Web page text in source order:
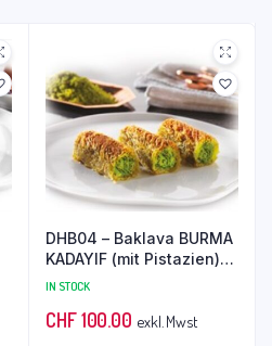
DHB04 – Baklava BURMA
KADAYIF (mit Pistazien)
2.2kg
IN STOCK
CHF100.00 exkl. Mwst